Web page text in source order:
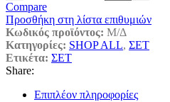
Compare
Προσθήκη στη λίστα επιθυμιών
Κωδικός προϊόντος: Μ/Δ
Κατηγορίες: SHOP ALL, ΣΕΤ
Ετικέτα: ΣΕΤ
Share:
Επιπλέον πληροφορίες